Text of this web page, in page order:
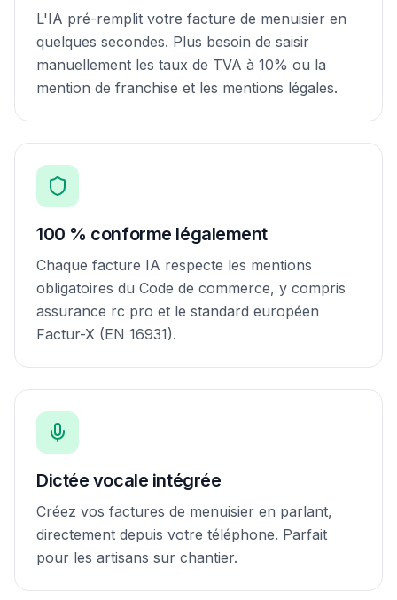
L'IA pré-remplit votre facture de menuisier en
quelques secondes. Plus besoin de saisir
manuellement les taux de TVA à 10% ou la
mention de franchise et les mentions légales.
100 % conforme légalement
Chaque facture IA respecte les mentions
obligatoires du Code de commerce, y compris
assurance rc pro et le standard européen
Factur-X (EN 16931).
Dictée vocale intégrée
Créez vos factures de menuisier en parlant,
directement depuis votre téléphone. Parfait
pour les artisans sur chantier.